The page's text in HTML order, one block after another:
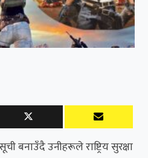
बनाउँदै उनीहरूले राष्ट्रिय सुरक्षा